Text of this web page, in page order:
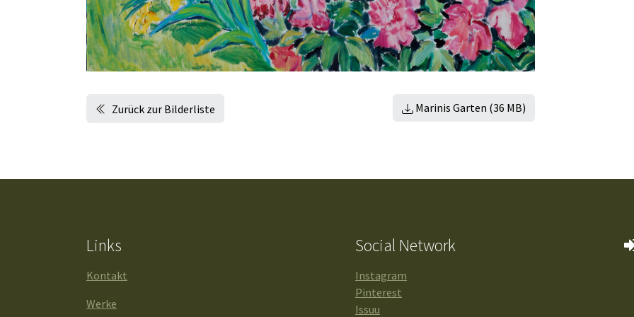
Zurück zur Bilderliste Marinis Garten (36 MB)
Links
Kontakt
Werke
Social Network
Instagram
Pinterest
Issuu